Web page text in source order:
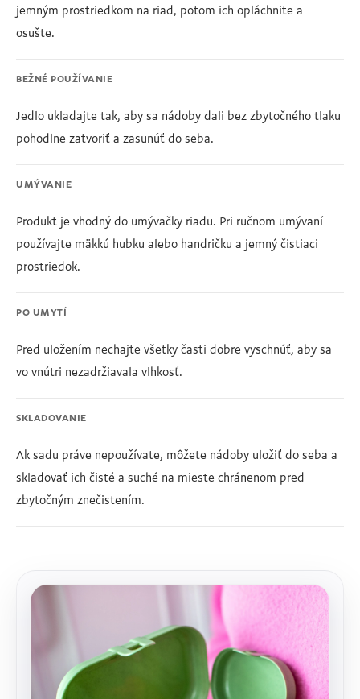
jemným prostriedkom na riad, potom ich opláchnite a
osušte.
BEŽNÉ POUŽÍVANIE
Jedlo ukladajte tak, aby sa nádoby dali bez zbytočného tlaku
pohodlne zatvoriť a zasunúť do seba.
UMÝVANIE
Produkt je vhodný do umývačky riadu. Pri ručnom umývaní
používajte mäkkú hubku alebo handričku a jemný čistiaci
prostriedok.
PO UMYTÍ
Pred uložením nechajte všetky časti dobre vyschnúť, aby sa
vo vnútri nezadržiavala vlhkosť.
SKLADOVANIE
Ak sadu práve nepoužívate, môžete nádoby uložiť do seba a
skladovať ich čisté a suché na mieste chránenom pred
zbytočným znečistením.